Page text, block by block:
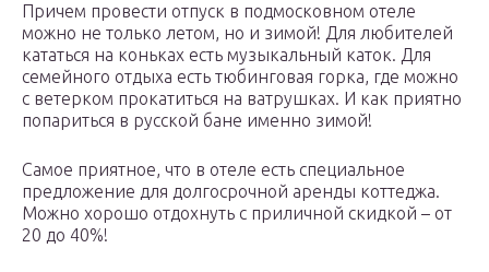
Причем провести отпуск в подмосковном отеле
можно не только летом, но и зимой! Для любителей
кататься на коньках есть музыкальный каток. Для
семейного отдыха есть тюбинговая горка, где можно
с ветерком прокатиться на ватрушках. И как приятно
попариться в русской бане именно зимой!
Самое приятное, что в отеле есть специальное
предложение для долгосрочной аренды коттеджа.
Можно хорошо отдохнуть с приличной скидкой – от
20 до 40%!